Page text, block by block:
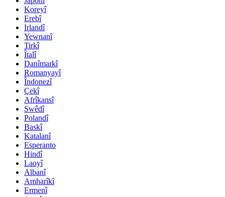
Koreyî
Erebî
Irlandî
Yewnanî
Tirkî
Îtalî
Danîmarkî
Romanyayî
Îndonezî
Çekî
Afrîkansî
Swêdî
Polandî
Baskî
Katalanî
Esperanto
Hindî
Laoyî
Albanî
Amharîkî
Ermenî